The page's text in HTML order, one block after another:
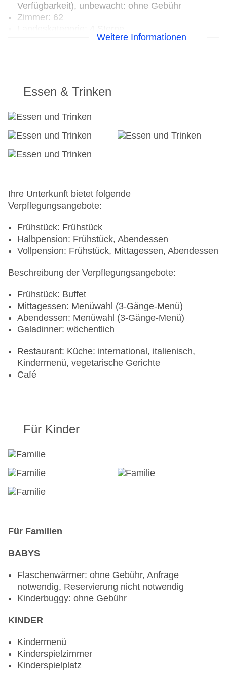
Verfügbarkeit), unbewacht: ohne Gebühr
Zimmer: 62
Weitere Informationen
Essen & Trinken
Ihre Unterkunft bietet folgende
Verpflegungsangebote:
Frühstück: Frühstück
Halbpension: Frühstück, Abendessen
Vollpension: Frühstück, Mittagessen, Abendessen
Beschreibung der Verpflegungsangebote:
Frühstück: Buffet
Mittagessen: Menüwahl (3-Gänge-Menü)
Abendessen: Menüwahl (3-Gänge-Menü)
Galadinner: wöchentlich
Restaurant: Küche: international, italienisch,
Kindermenü, vegetarische Gerichte
Café
Für Kinder
Für Familien
BABYS
Flaschenwärmer: ohne Gebühr, Anfrage
notwendig, Reservierung nicht notwendig
Kinderbuggy: ohne Gebühr
KINDER
Kindermenü
Kinderspielzimmer
Kinderspielplatz